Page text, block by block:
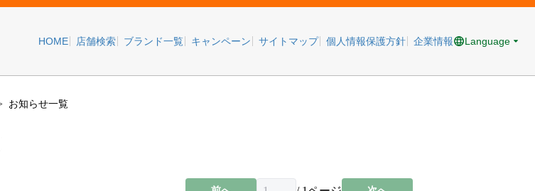
HOME 店舗検索 ブランド一覧 キャンペーン サイトマップ 個人情報保護方針 企業情報 Language
お知らせ一覧